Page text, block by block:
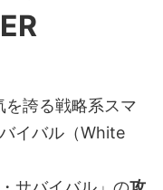
誇る戦略系スマ
イバル（White